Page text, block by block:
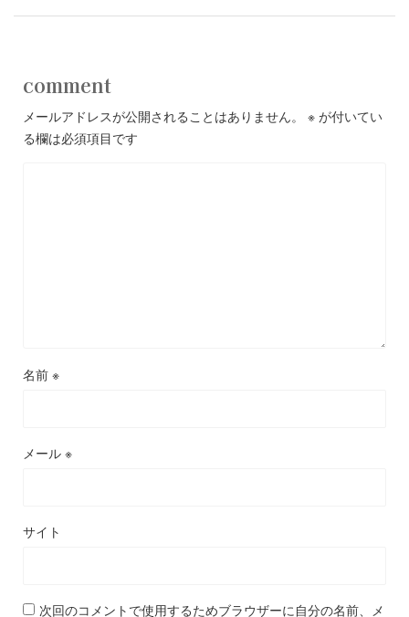
comment
メールアドレスが公開されることはありません。 ※ が付いてい
る欄は必須項目です
名前 ※
メール ※
サイト
次回のコメントで使用するためブラウザーに自分の名前、メ